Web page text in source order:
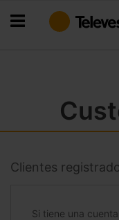
al
Clientes
Si tiene una